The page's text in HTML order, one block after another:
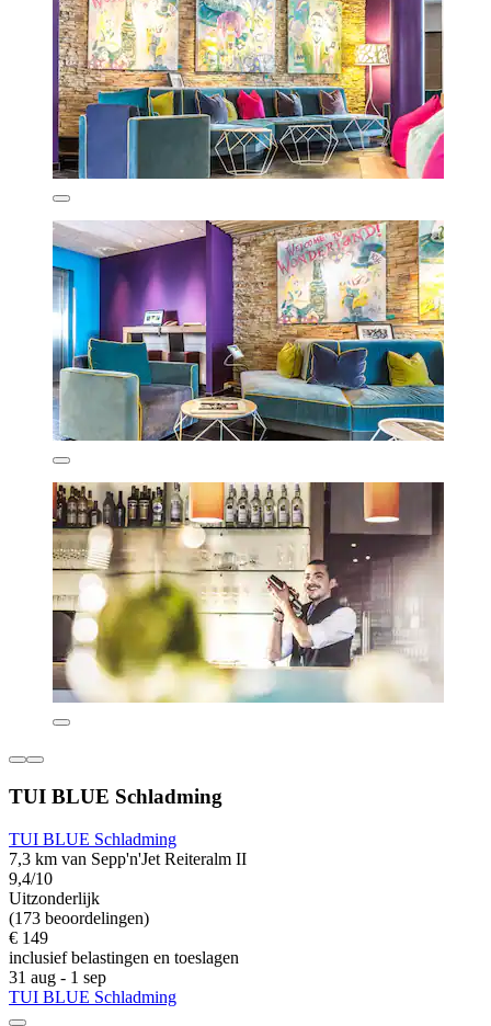
TUI BLUE Schladming
TUI BLUE Schladming
7,3 km van Sepp'n'Jet Reiteralm II
9,4/10
Uitzonderlijk
(173 beoordelingen)
€ 149
inclusief belastingen en toeslagen
31 aug - 1 sep
TUI BLUE Schladming